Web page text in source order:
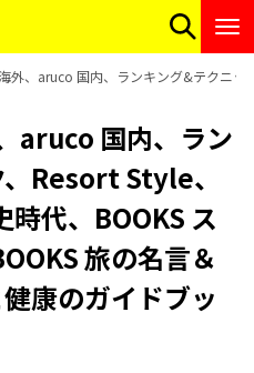
外、aruco 国内、ランキング&テクニッ
aruco 国内、ラン
Resort Style、
代、BOOKS ス
旅の名言＆
康のガイドブッ